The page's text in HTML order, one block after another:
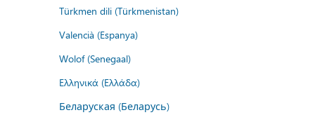
Türkmen dili (Türkmenistan)
Valencià (Espanya)
Wolof (Senegaal)
Ελληνικά (Ελλάδα)
Беларуская (Беларусь)